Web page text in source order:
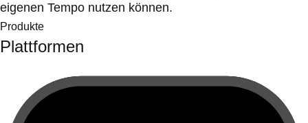
eigenen Tempo nutzen können.
Produkte
Plattformen